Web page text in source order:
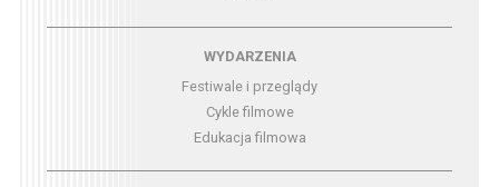
Menu - wydarzeniaWYDARZENIA
Festiwale i przeglądy
Cykle filmowe
Edukacja filmowa